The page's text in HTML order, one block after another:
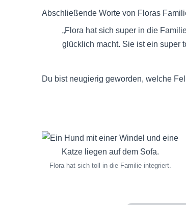
Abschließende Worte von Floras
„Flora hat sich super in die
glücklich macht. Sie ist ein super
Du bist neugierig geworden, welche
Flora hat sich toll in die Familie integriert.